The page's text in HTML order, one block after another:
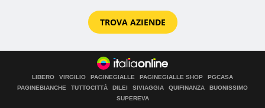
TROVA AZIENDE
LIBERO VIRGILIO PAGINEGIALLE PAGINEGIALLE SHOP
PGCASA
PAGINEBIANCHE
TUTTOCITTÀ DILEI SIVIAGGIA QUIFINANZA
BUONISSIMO
SUPEREVA